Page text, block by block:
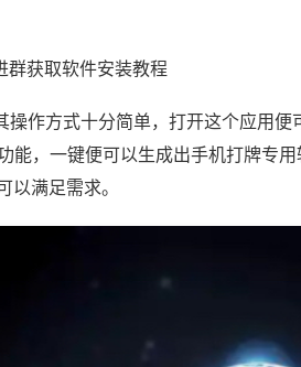
获取软件安装教程
操作方式十分简单，打开这个应用便
能，一键便可以生成出手机打牌专
满足需求。